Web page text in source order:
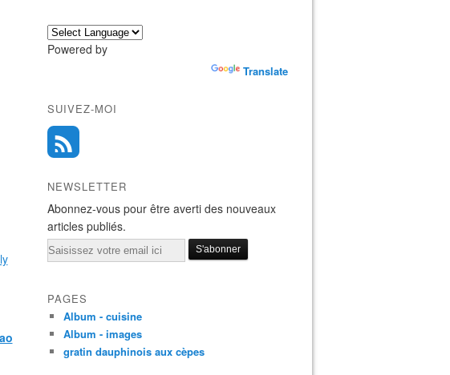
Powered by
Translate
SUIVEZ-MOI
NEWSLETTER
Abonnez-vous pour être averti des nouveaux
articles publiés.
Email
PAGES
Album - cuisine
Album - images
gratin dauphinois aux cèpes